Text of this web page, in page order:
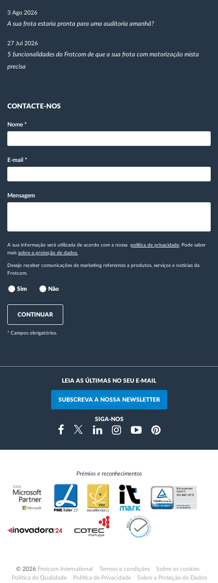
3 Ago 2026
A sua frota estaria pronta para uma auditoria amanhã?
27 Jul 2026
5 funcionalidades do Frotcom de que a sua frota com motorização mista
precisa
CONTACTE-NOS
Nome *
E-mail *
Mensagem
A sua informação será utilizada de acordo com a nossa política de privacidade. Pode saber
mais sobre a proteção de dados.
Desejo receber comunicações de marketing referentes a produtos, serviços e notícias da
Frotcom.
Sim Não
CONTINUAR
* Campos obrigatórios.
LEIA AS ÚLTIMAS NO SEU E-MAIL
SUBSCREVA A NOSSA NEWSLETTER
SIGA-NOS
FacebookTwitterLinkedinInstragramYoutubePinterest
Prémios e reconhecimentos
© 2026 Frotcom International Termos e condições
Sobre os cookies
Política de Qualidade
Política de Privacidade Sobre a Proteção de Dados